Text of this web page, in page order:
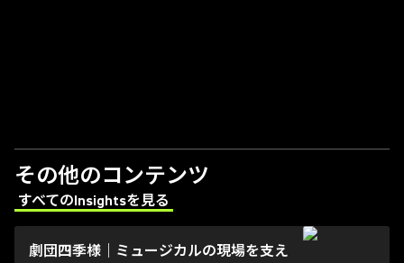
その他のコンテンツ
すべてのInsightsを見る
(Opens in a new tab)
劇団四季様｜ミュージカルの現場を支え